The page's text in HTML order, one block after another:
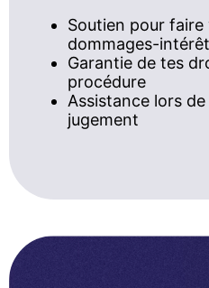
Soutien pour faire
dommages-
Garantie de tes
procédure
Assistance lors
jugement